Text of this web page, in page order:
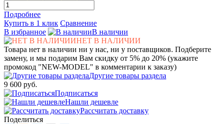
Подробнее
Купить в 1 клик Сравнение
В избранное
В наличии
НЕТ В НАЛИЧИИ
Товара нет в наличии ни у нас, ни у поставщиков. Подберите
замену, и мы подарим Вам скидку от 5% до 20% (укажите
промокод "NEW-MODEL" в комментарии к заказу)
Другие товары раздела
9 600 руб.
Подписаться
Нашли дешевле
Рассчитать доставку
Поделиться